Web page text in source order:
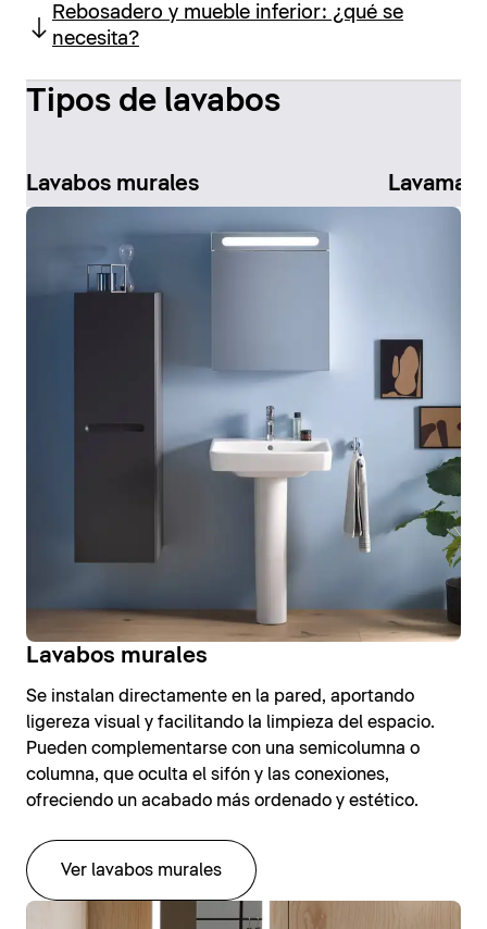
Rebosadero y mueble inferior: ¿qué se
necesita?
Tipos de lavabos
Lavabos murales
Lavabos murales
Se instalan directamente en la pared, aportando
ligereza visual y facilitando la limpieza del espacio.
Pueden complementarse con una semicolumna o
columna, que oculta el sifón y las conexiones,
ofreciendo un acabado más ordenado y estético.
Ver lavabos murales